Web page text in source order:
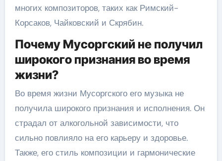
многих композиторов, таких как Римский-
Корсаков, Чайковский и Скрябин.
Почему Мусоргский не получил
широкого признания во время
жизни?
Во время жизни Мусоргского его музыка не
получила широкого признания и исполнения. Он
страдал от алкогольной зависимости, что
сильно повлияло на его карьеру и здоровье.
Также, его стиль композиции и гармонические